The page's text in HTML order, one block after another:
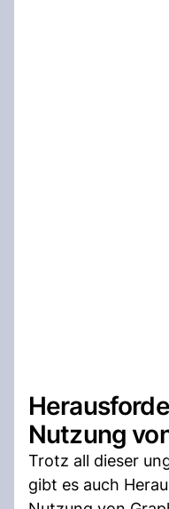
Nutzung
Trotz all dieser
gibt es auch